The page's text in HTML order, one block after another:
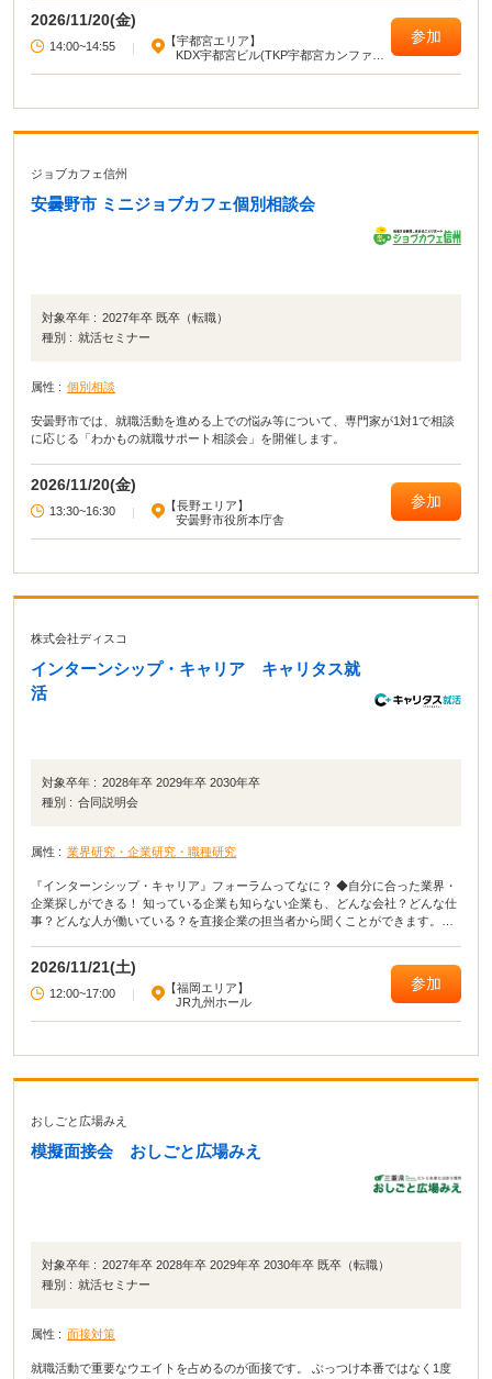
2026/11/20(金)
14:00~14:55
【宇都宮エリア】
KDX宇都宮ビル(TKP宇都宮カンファレ
参加
ジョブカフェ信州
安曇野市 ミニジョブカフェ個別相談会
対象卒年 : 2027年卒 既卒（転職）
種別 : 就活セミナー
属性 : 個別相談
安曇野市では、就職活動を進める上での悩み等について、専門家が1対1で相談
に応じる「わかもの就職サポート相談会」を開催します。
2026/11/20(金)
13:30~16:30
【長野エリア】
安曇野市役所本庁舎
参加
株式会社ディスコ
インターンシップ・キャリア キャリタス就
活
対象卒年 : 2028年卒 2029年卒 2030年卒
種別 : 合同説明会
属性 : 業界研究・企業研究・職種研究
『インターンシップ・キャリア』フォーラムってなに？ ◆自分に合った業界・
企業探しができる！ 知っている企業も知らない企業も、どんな会社？どんな仕
事？どんな人が働いている？を直接企業の担当者から聞くことができます。
2026/11/21(土)
12:00~17:00
【福岡エリア】
JR九州ホール
参加
おしごと広場みえ
模擬面接会 おしごと広場みえ
対象卒年 : 2027年卒 2028年卒 2029年卒 2030年卒 既卒（転職）
種別 : 就活セミナー
属性 : 面接対策
就職活動で重要なウエイトを占めるのが面接です。 ぶっつけ本番ではなく1度